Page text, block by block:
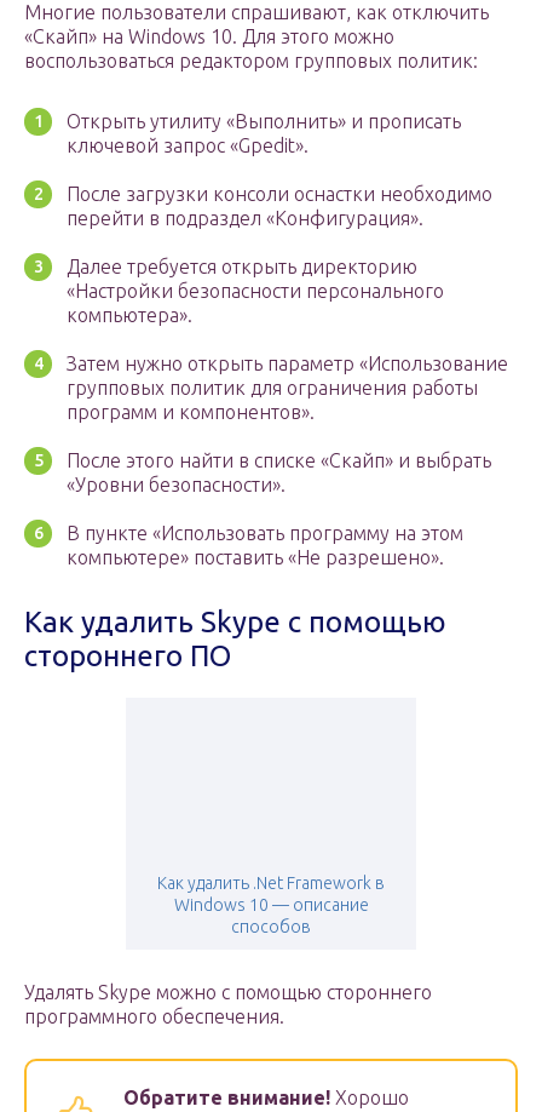
Многие пользователи спрашивают, как отключить
«Скайп» на Windows 10. Для этого можно
воспользоваться редактором групповых политик:
Открыть утилиту «Выполнить» и прописать
ключевой запрос «Gpedit».
После загрузки консоли оснастки необходимо
перейти в подраздел «Конфигурация».
Далее требуется открыть директорию
«Настройки безопасности персонального
компьютера».
Затем нужно открыть параметр «Использование
групповых политик для ограничения работы
программ и компонентов».
После этого найти в списке «Скайп» и выбрать
«Уровни безопасности».
В пункте «Использовать программу на этом
компьютере» поставить «Не разрешено».
Как удалить Skype с помощью
стороннего ПО
Как удалить .Net Framework в
Windows 10 — описание
способов
Удалять Skype можно с помощью стороннего
программного обеспечения.
Обратите внимание! Хорошо